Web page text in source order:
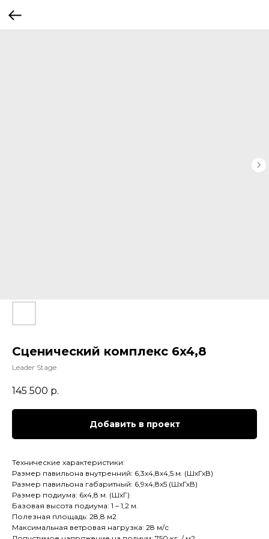
Сценический комплекс 6x4,8
Leader Stage
145 500 р.
Добавить в проект
Технические характеристики:
Размер павильона внутренний: 6,3х4,8х4,5 м. (ШхГхВ)
Размер павильона габаритный: 6,9х4,8х5 (ШхГхВ)
Размер подиума: 6х4,8 м. (ШхГ)
Базовая высота подиума: 1 – 1,2 м.
Полезная площадь: 28,8 м2
Максимальная ветровая нагрузка: 28 м/с